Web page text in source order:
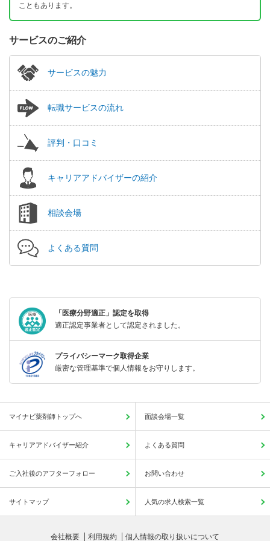
こともあります。
サービスのご紹介
サービスの魅力
転職サービスの流れ
評判・口コミ
キャリアアドバイザーの紹介
相談会場
よくある質問
「医療分野適正」認定を取得
適正認定事業者として認定されました。
プライバシーマーク取得企業
厳密な管理基準で個人情報をお守りします。
マイナビ薬剤師トップへ 面談会場一覧
キャリアアドバイザー紹介 よくある質問
ご入社後のアフターフォロー お問い合わせ
サイトマップ 人気の求人検索一覧
会社概要 利用規約 個人情報の取り扱いについて